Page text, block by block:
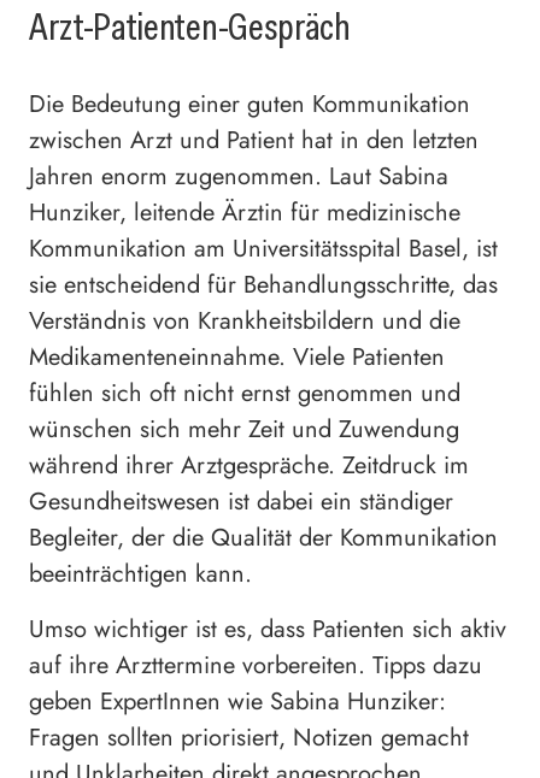
Arzt-Patienten-Gespräch
Die Bedeutung einer guten Kommunikation
zwischen Arzt und Patient hat in den letzten
Jahren enorm zugenommen. Laut Sabina
Hunziker, leitende Ärztin für medizinische
Kommunikation am Universitätsspital Basel, ist
sie entscheidend für Behandlungsschritte, das
Verständnis von Krankheitsbildern und die
Medikamenteneinnahme. Viele Patienten
fühlen sich oft nicht ernst genommen und
wünschen sich mehr Zeit und Zuwendung
während ihrer Arztgespräche. Zeitdruck im
Gesundheitswesen ist dabei ein ständiger
Begleiter, der die Qualität der Kommunikation
beeinträchtigen kann.
Umso wichtiger ist es, dass Patienten sich aktiv
auf ihre Arzttermine vorbereiten. Tipps dazu
geben ExpertInnen wie Sabina Hunziker:
Fragen sollten priorisiert, Notizen gemacht